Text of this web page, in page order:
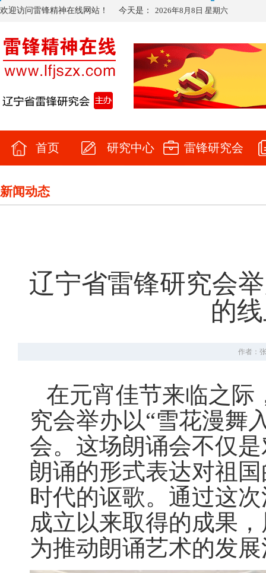
欢迎访问雷锋精神在线网站！ 今天是： 2026年8月8日 星期六
首页 研究中心 雷锋研究会
新闻动态
辽宁省雷锋研究会
的
作者：
在元宵佳节来临之际
究会举办以“雪花漫舞
会。这场朗诵会不仅
朗诵的形式表达对祖
时代的讴歌。通过这
成立以来取得的成果
为推动朗诵艺术的发